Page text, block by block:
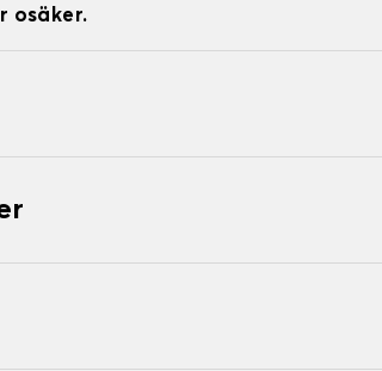
osäker.